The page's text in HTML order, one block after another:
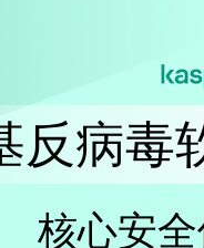
反病毒
核心安